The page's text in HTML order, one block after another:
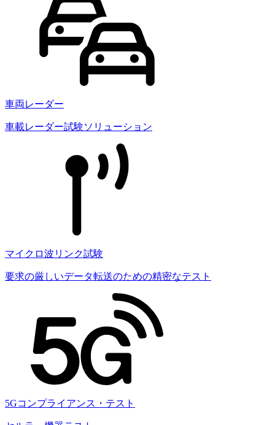
車両レーダー
車載レーダー試験ソリューション
マイクロ波リンク試験
要求の厳しいデータ転送のための精密なテスト
5Gコンプライアンス・テスト